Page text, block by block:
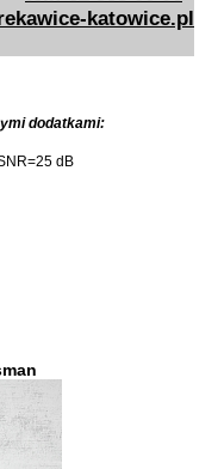
katowice.pl
dodatkami:
dB